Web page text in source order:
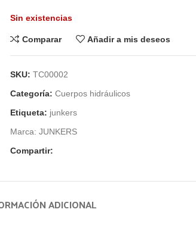
Sin existencias
Comparar Añadir a mis deseos
SKU: TC00002
Categoría: Cuerpos hidráulicos
Etiqueta: junkers
Marca: JUNKERS
Compartir:
ADICIONAL